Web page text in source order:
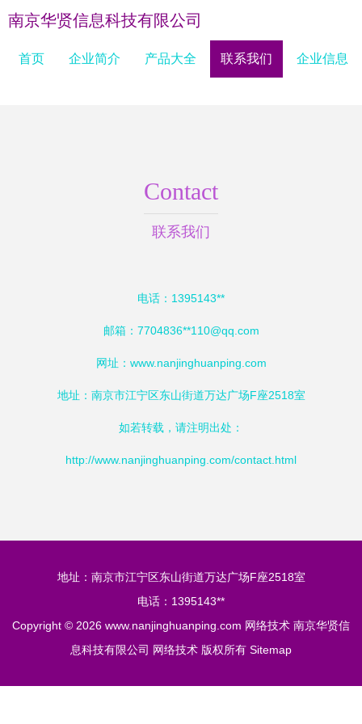
南京华贤信息科技有限公司
首页 企业简介 产品大全 联系我们 企业信息
Contact
联系我们
电话：1395143**
邮箱：7704836**110@qq.com
网址： www.nanjinghuanping.com
地址：南京市江宁区东山街道万达广场F座2518室
如若转载，请注明出处：
http://www.nanjinghuanping.com/contact.html
地址：南京市江宁区东山街道万达广场F座2518室
电话：1395143**
Copyright © 2026 www.nanjinghuanping.com 网络技术 南京华贤信
息科技有限公司 网络技术 版权所有 Sitemap